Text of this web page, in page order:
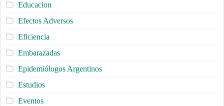
Educacion
Efectos Adversos
Eficiencia
Embarazadas
Epidemiólogos Argentinos
Estudios
Eventos